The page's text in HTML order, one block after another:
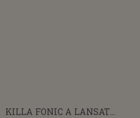
KILLA FONIC A LANSAT